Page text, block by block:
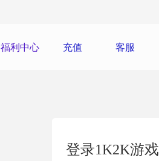
福利中心 充值 客服
登录1K2K游戏